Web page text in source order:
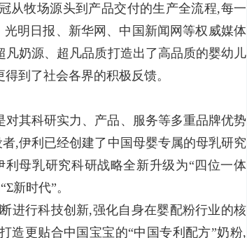
从牧场源头到产品交付的生产全流程,每一
明日报、新华网、中国新闻网等权威媒体
奶源、超凡品质打造出了高品质的婴幼儿
到了社会各界的积极反馈。
其科研实力、产品、服务等多重品牌优势
,伊利已经创建了中国母婴专属的母乳研究
母乳研究科研战略全新升级为“四位一体
新时代”。
进行科技创新,强化自身在婴配粉行业的核
造更贴合中国宝宝的“中国专利配方”奶粉,